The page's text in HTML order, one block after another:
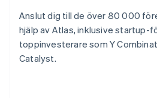
Anslut dig till de över 80 000
hjälp av Atlas, inklusive startup-
toppinvesterare som Y
Catalyst.